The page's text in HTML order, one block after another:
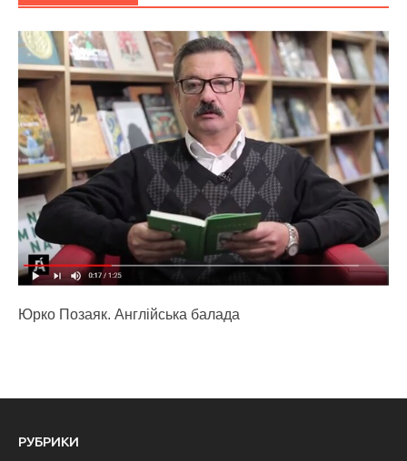
Юрко Позаяк. Англійська балада
РУБРИКИ